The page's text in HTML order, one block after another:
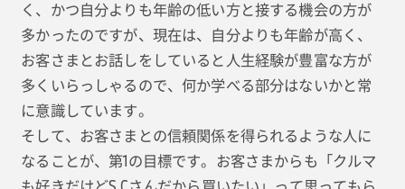
く、かつ自分よりも年齢の低い方と接する機会の方が
多かったのですが、現在は、自分よりも年齢が高く、
お客さまとお話しをしていると人生経験が豊富な方が
多くいらっしゃるので、何か学べる部分はないかと常
に意識しています。
そして、お客さまとの信頼関係を得られるような人に
なることが、第1の目標です。お客さまからも「クルマ